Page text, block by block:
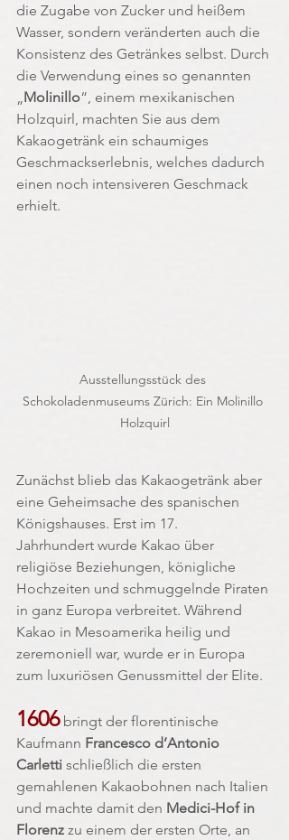
die Zugabe von Zucker und heißem
Wasser, sondern veränderten auch die
Konsistenz des Getränkes selbst. Durch
die Verwendung eines so genannten
„Molinillo“, einem mexikanischen
Holzquirl, machten Sie aus dem
Kakaogetränk ein schaumiges
Geschmackserlebnis, welches dadurch
einen noch intensiveren Geschmack
erhielt.
Ausstellungsstück des
Schokoladenmuseums Zürich: Ein Molinillo
Holzquirl
Zunächst blieb das Kakaogetränk aber
eine Geheimsache des spanischen
Königshauses. Erst im 17.
Jahrhundert wurde Kakao über
religiöse Beziehungen, königliche
Hochzeiten und schmuggelnde Piraten
in ganz Europa verbreitet. Während
Kakao in Mesoamerika heilig und
zeremoniell war, wurde er in Europa
zum luxuriösen Genussmittel der Elite.
1606 bringt der florentinische
Kaufmann Francesco d’Antonio
Carletti schließlich die ersten
gemahlenen Kakaobohnen nach Italien
und machte damit den Medici-Hof in
Florenz zu einem der ersten Orte, an